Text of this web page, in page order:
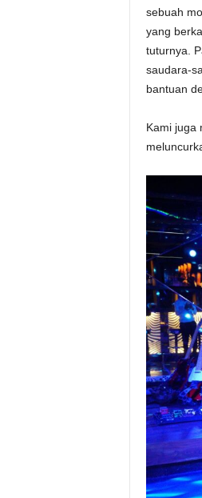
sebuah
yang
tuturnya.
saudara-
bantuan
Kami juga